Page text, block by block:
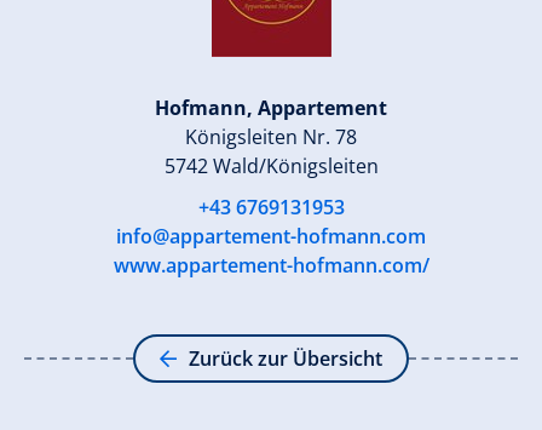
Hofmann, Appartement
Königsleiten Nr. 78
5742 Wald/Königsleiten
+43 6769131953
info@appartement-hofmann.com
www.appartement-hofmann.com/
Zurück zur Übersicht